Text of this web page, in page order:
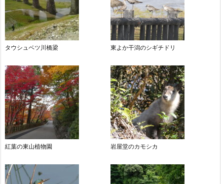
タウシュベツ川橋梁 東よか干潟のシギチドリ
紅葉の東山植物園 岩屋堂のカモシカ